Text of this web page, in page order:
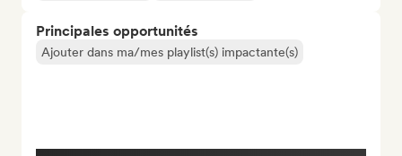
Principales opportunités
Ajouter dans ma/mes playlist(s) impactante(s)